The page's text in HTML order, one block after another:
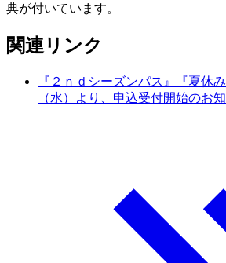
典が付いています。
関連リンク
『２ｎｄシーズンパス』『夏休
（水）より、申込受付開始のお